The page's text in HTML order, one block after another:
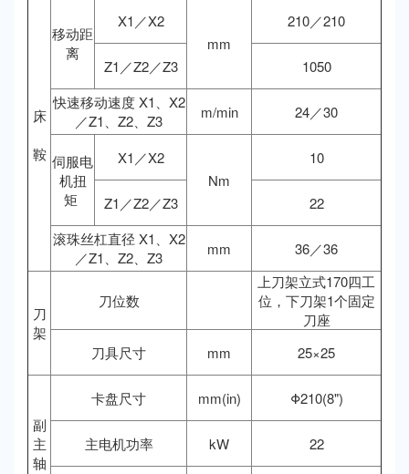
床
鞍
移动距
离
X1／X2
mm
210／210
Z1／Z2／Z3
1050
快速移动速度 X1、X2
／Z1、Z2、Z3
m/min 24／30
伺服电
机扭
矩
X1／X2
Nm
10
Z1／Z2／Z3
22
滚珠丝杠直径 X1、X2
／Z1、Z2、Z3
mm 36／36
刀
架
刀位数
上刀架立式170四工
位，下刀架1个固定
刀座
刀具尺寸
mm 25×25
副
主
轴
卡盘尺寸 mm(in) Φ210(8")
主电机功率 kW 22